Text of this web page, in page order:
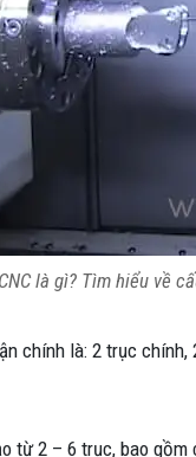
là gì? Tìm hiểu về
chính là: 2 trục
từ 2 – 6 trục, bao gồm